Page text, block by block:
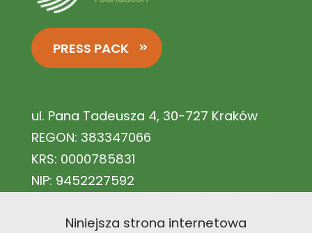
Niniejsza strona internetowa
PRESS PACK
ul. Pana Tadeusza 4, 30-727 Kraków
REGON: 383347066
KRS: 0000785831
NIP: 9452227592